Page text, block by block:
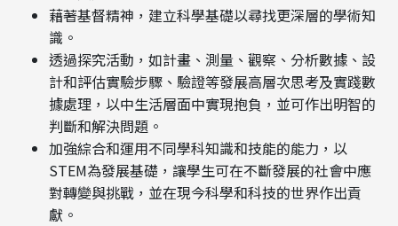
藉著基督精神，建立科學基礎以尋找更深層的學術知
識。
透過探究活動，如計畫、測量、觀察、分析數據、設
計和評估實驗步驟、驗證等發展高層次思考及實踐數
據處理，以中生活層面中實現抱負，並可作出明智的
判斷和解決問題。
加強綜合和運用不同學科知識和技能的能力，以
STEM為發展基礎，讓學生可在不斷發展的社會中應
對轉變與挑戰，並在現今科學和科技的世界作出貢
獻。